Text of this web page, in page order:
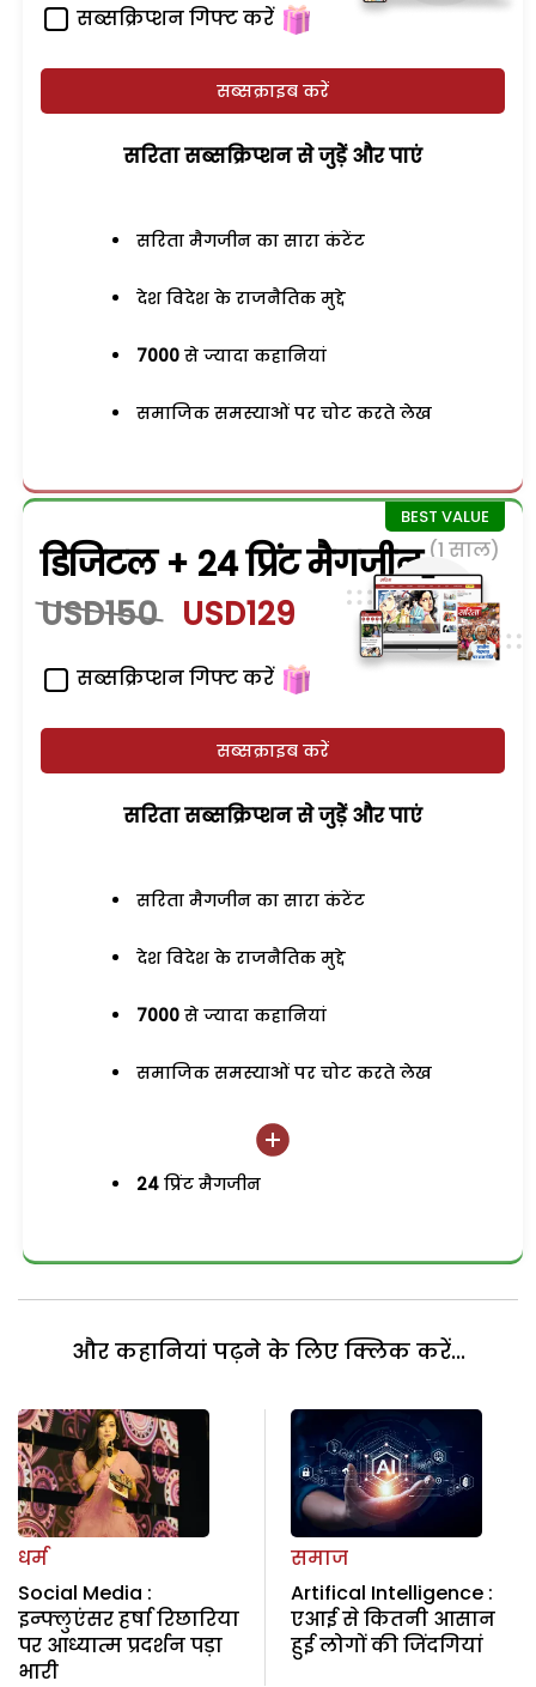
सब्सक्रिप्शन गिफ्ट करें
सब्सक्राइब करें
सरिता सब्सक्रिप्शन से जुड़ेें और पाएं
सरिता मैगजीन का सारा कंटेंट
देश विदेश के राजनैतिक मुद्दे
7000 से ज्यादा कहानियां
समाजिक समस्याओं पर चोट करते लेख
डिजिटल + 24 प्रिंट मैगजीन (1 साल)
USD150 USD129
सब्सक्रिप्शन गिफ्ट करें
सब्सक्राइब करें
सरिता सब्सक्रिप्शन से जुड़ेें और पाएं
सरिता मैगजीन का सारा कंटेंट
देश विदेश के राजनैतिक मुद्दे
7000 से ज्यादा कहानियां
समाजिक समस्याओं पर चोट करते लेख
24 प्रिंट मैगजीन
और कहानियां पढ़ने के लिए क्लिक करें...
धर्म
Social Media :
इन्फ्लुएंसर हर्षा रिछारिया
पर आध्यात्म प्रदर्शन पड़ा
भारी
समाज
Artifical Intelligence :
एआई से कितनी आसान
हुई लोगों की जिंदगियां